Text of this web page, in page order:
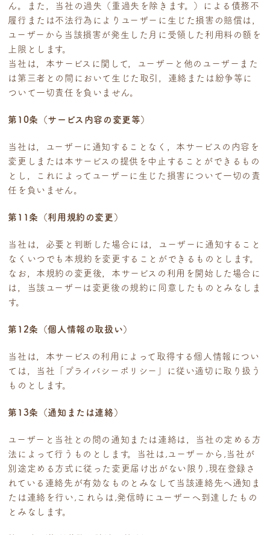
ん。また，当社の過失（重過失を除きます。）による債務不
履行または不法行為によりユーザーに生じた損害の賠償は，
ユーザーから当該損害が発生した月に受領した利用料の額を
上限とします。
当社は，本サービスに関して，ユーザーと他のユーザーまた
は第三者との間において生じた取引，連絡または紛争等に
ついて一切責任を負いません。
第10条（サービス内容の変更等）
当社は，ユーザーに通知することなく，本サービスの内容を
変更しまたは本サービスの提供を中止することができるもの
とし，これによってユーザーに生じた損害について一切の責
任を負いません。
第11条（利用規約の変更）
当社は，必要と判断した場合には，ユーザーに通知すること
なくいつでも本規約を変更することができるものとします。
なお，本規約の変更後，本サービスの利用を開始した場合に
は，当該ユーザーは変更後の規約に同意したものとみなしま
す。
第12条（個人情報の取扱い）
当社は，本サービスの利用によって取得する個人情報につい
ては，当社「プライバシーポリシー」に従い適切に取り扱う
ものとします。
第13条（通知または連絡）
ユーザーと当社との間の通知または連絡は，当社の定める方
法によって行うものとします。当社は,ユーザーから,当社が
別途定める方式に従った変更届け出がない限り,現在登録さ
れている連絡先が有効なものとみなして当該連絡先へ通知ま
たは連絡を行い,これらは,発信時にユーザーへ到達したもの
とみなします。